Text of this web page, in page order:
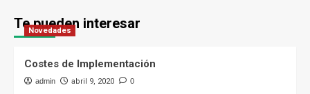
Te pueden interesar
Novedades
Costes de Implementación
admin abril 9, 2020 0